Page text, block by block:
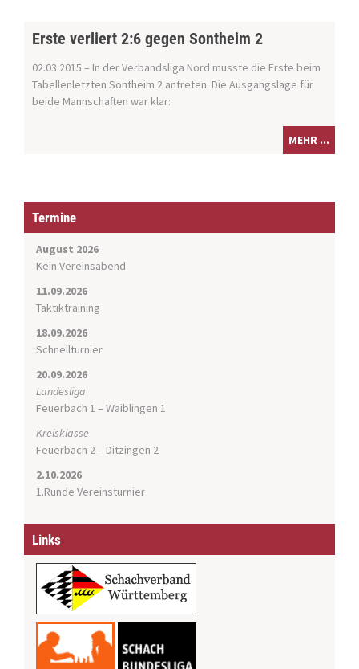
Erste verliert 2:6 gegen Sontheim 2
02.03.2015 – In der Verbandsliga Nord musste die Erste beim
Tabellenletzten Sontheim 2 antreten. Die Ausgangslage für
beide Mannschaften war klar:
MEHR ...
Termine
August 2026
Kein Vereinsabend
11.09.2026
Taktiktraining
18.09.2026
Schnellturnier
20.09.2026
Landesliga
Feuerbach 1 – Waiblingen 1
Kreisklasse
Feuerbach 2 – Ditzingen 2
2.10.2026
1.Runde Vereinsturnier
Links